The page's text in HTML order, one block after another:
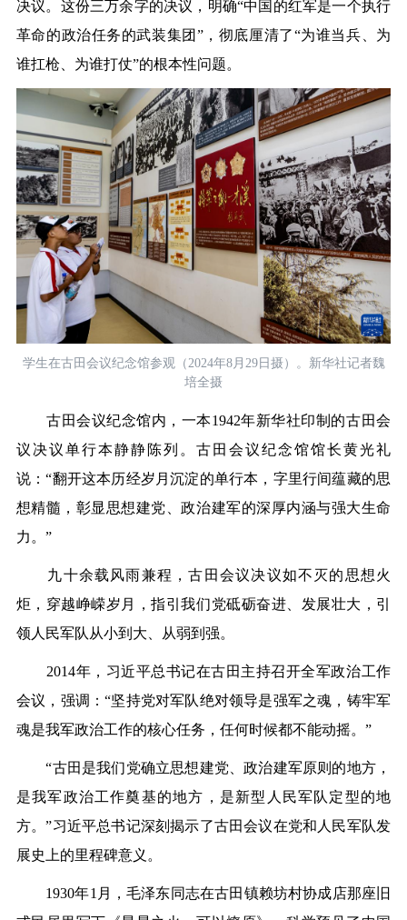
决议。这份三万余字的决议，明确“中国的红军是一个执行
革命的政治任务的武装集团”，彻底厘清了“为谁当兵、为
谁扛枪、为谁打仗”的根本性问题。
学生在古田会议纪念馆参观（2024年8月29日摄）。新华社记者魏
培全摄
古田会议纪念馆内，一本1942年新华社印制的古田会
议决议单行本静静陈列。古田会议纪念馆馆长黄光礼
说：“翻开这本历经岁月沉淀的单行本，字里行间蕴藏的思
想精髓，彰显思想建党、政治建军的深厚内涵与强大生命
力。”
九十余载风雨兼程，古田会议决议如不灭的思想火
炬，穿越峥嵘岁月，指引我们党砥砺奋进、发展壮大，引
领人民军队从小到大、从弱到强。
2014年，习近平总书记在古田主持召开全军政治工作
会议，强调：“坚持党对军队绝对领导是强军之魂，铸牢军
魂是我军政治工作的核心任务，任何时候都不能动摇。”
“古田是我们党确立思想建党、政治建军原则的地方，
是我军政治工作奠基的地方，是新型人民军队定型的地
方。”习近平总书记深刻揭示了古田会议在党和人民军队发
展史上的里程碑意义。
1930年1月，毛泽东同志在古田镇赖坊村协成店那座旧